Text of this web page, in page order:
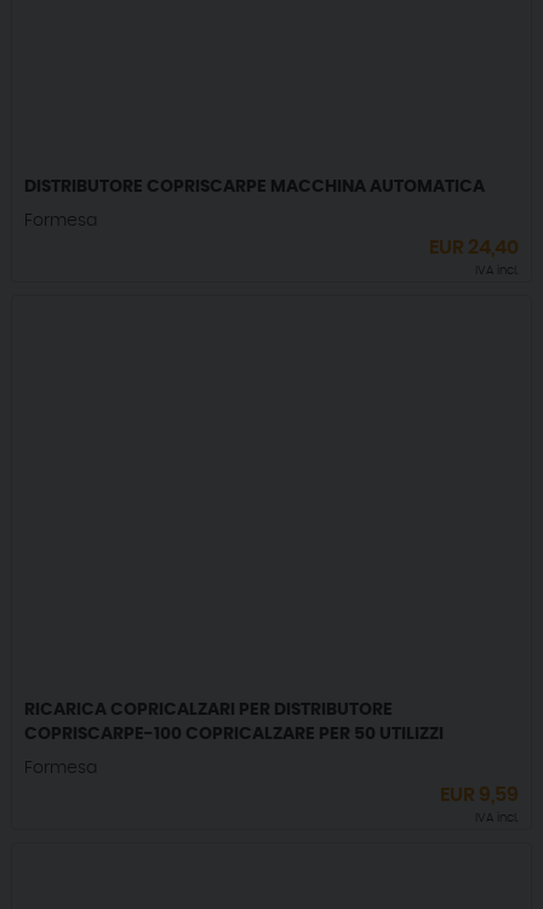
DISTRIBUTORE COPRISCARPE MACCHINA AUTOMATICA
Formesa
EUR 24,40
IVA incl.
RICARICA COPRICALZARI PER DISTRIBUTORE
COPRISCARPE-100 COPRICALZARE PER 50 UTILIZZI
Formesa
EUR 9,59
IVA incl.